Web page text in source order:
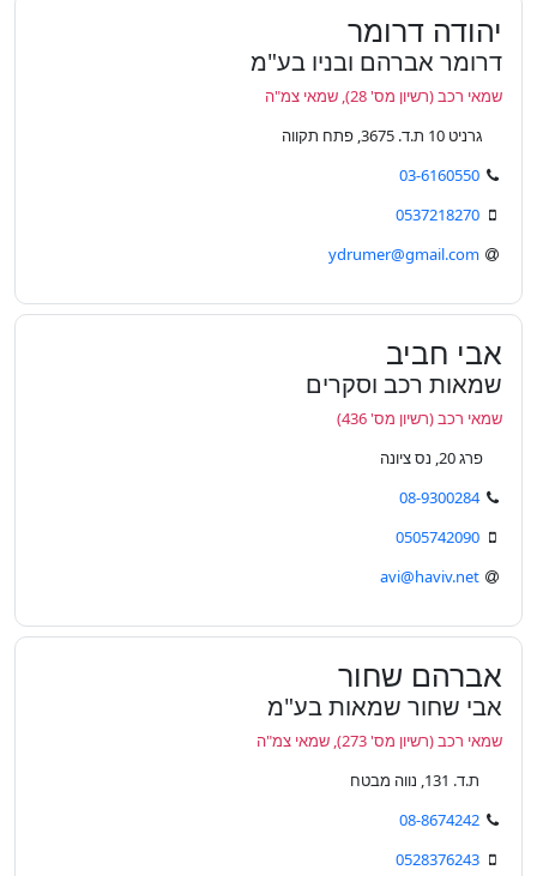
יהודה דרומר
דרומר אברהם ובניו בע"מ
שמאי רכב (רשיון מס' 28), שמאי צמ"ה
גרניט 10 ת.ד. 3675, פתח תקווה
03-6160550
0537218270
ydrumer@gmail.com
אבי חביב
שמאות רכב וסקרים
שמאי רכב (רשיון מס' 436)
פרג 20, נס ציונה
08-9300284
0505742090
avi@haviv.net
אברהם שחור
אבי שחור שמאות בע"מ
שמאי רכב (רשיון מס' 273), שמאי צמ"ה
ת.ד. 131, נווה מבטח
08-8674242
0528376243